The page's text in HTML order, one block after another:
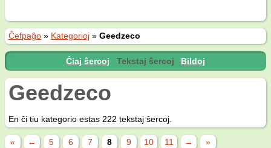
Ĉefpaĝo » Kategorioj » Geedzeco
Ĉiaj ŝercoj Tekstaj ŝercoj Bildoj
Geedzeco
En ĉi tiu kategorio estas 222 tekstaj ŝercoj.
« ← 5 6 7 8 9 10 11 → »